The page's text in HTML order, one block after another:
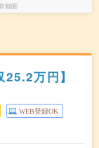
都圏
万円】
WEB登録OK